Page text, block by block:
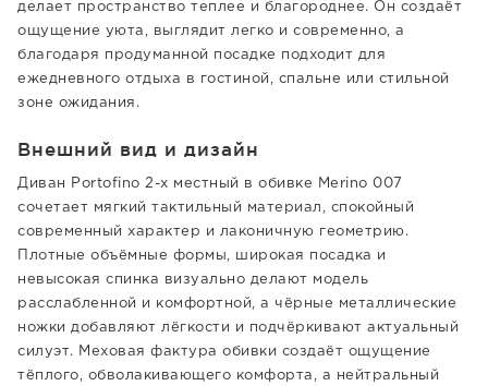
делает пространство теплее и благороднее. Он создаёт
ощущение уюта, выглядит легко и современно, а
благодаря продуманной посадке подходит для
ежедневного отдыха в гостиной, спальне или стильной
зоне ожидания.
Внешний вид и дизайн
Диван Portofino 2-х местный в обивке Merino 007
сочетает мягкий тактильный материал, спокойный
современный характер и лаконичную геометрию.
Плотные объёмные формы, широкая посадка и
невысокая спинка визуально делают модель
расслабленной и комфортной, а чёрные металлические
ножки добавляют лёгкости и подчёркивают актуальный
силуэт. Меховая фактура обивки создаёт ощущение
тёплого, обволакивающего комфорта, а нейтральный